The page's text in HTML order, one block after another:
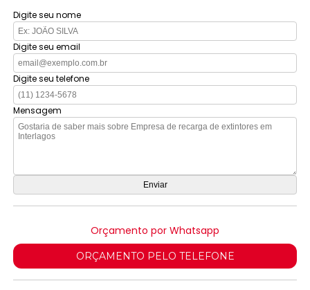
Digite seu nome
Digite seu email
Digite seu telefone
Mensagem
Orçamento por Whatsapp
ORÇAMENTO PELO TELEFONE